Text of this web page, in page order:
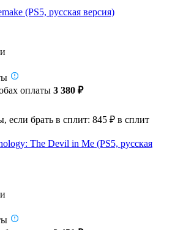
(PS5, русская версия)
оплаты 3 380 ₽
если брать в сплит: 845 ₽ в сплит
The Devil in Me (PS5, русская